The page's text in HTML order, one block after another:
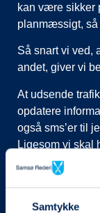
Samtykke
kan være sikker
planmæssigt,
Så snart vi ved,
andet, giver vi
At udsende
opdatere
også sms’er til
Ligesom vi skal
ved at lukke
nye afgange,